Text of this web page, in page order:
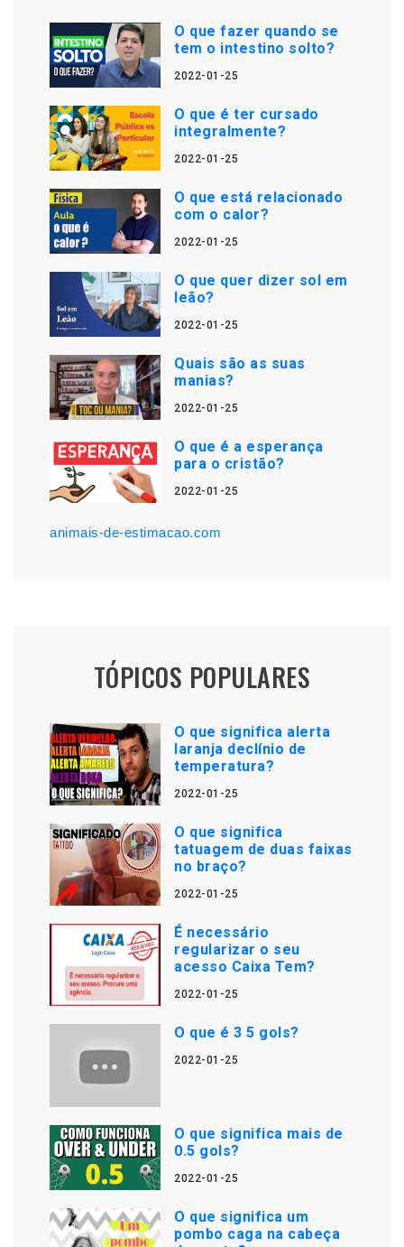
O que fazer quando se
tem o intestino solto?
2022-01-25
O que é ter cursado
integralmente?
2022-01-25
O que está relacionado
com o calor?
2022-01-25
O que quer dizer sol em
leão?
2022-01-25
Quais são as suas
manias?
2022-01-25
O que é a esperança
para o cristão?
2022-01-25
animais-de-estimacao.com
TÓPICOS POPULARES
O que significa alerta
laranja declínio de
temperatura?
2022-01-25
O que significa
tatuagem de duas faixas
no braço?
2022-01-25
É necessário
regularizar o seu
acesso Caixa Tem?
2022-01-25
O que é 3 5 gols?
2022-01-25
O que significa mais de
0.5 gols?
2022-01-25
O que significa um
pombo caga na cabeça